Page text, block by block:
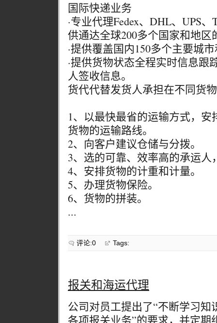
国际快递业务
·专业代理Fedex、DHL、UPS
供通达全球200多个国家和地区
·提供覆盖国内150多个主要城
·提供货物状态全程实时信息跟
人签收信息。
货代代替发货人承担在不同货
1、以最快最省的运输方式，
货物的运输路线。
2、向客户建议仓储与分拨。
3、选的可靠、效率高的承运
4、安排货物的计重和计量。
5、办理货物保险。
6、货物的拼装。
...
评论:0 Tags:
报关和海运代理
公司对员工提出了“不断学习
各项报关业务”的要求，并定期